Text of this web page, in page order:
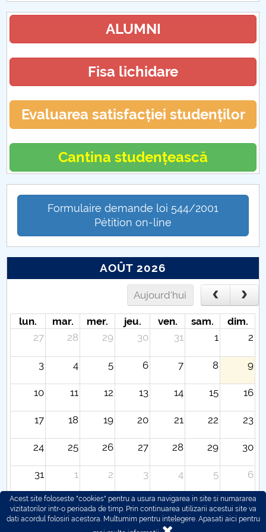
ALUMNI
Fisa lichidare
Evaluarea satisfacției studenților
Cantina studențească
Formulaire demande loi 544/2001
Pétition on-line
AOÛT 2026
Aujourd'hui
lun. mar. mer. jeu. ven. sam.
dim.
27
28 29 30 31 1 2
3 4 5 6 7 8 9
10 11 12 13 14 15 16
17 18 19 20 21 22 23
24 25 26 27 28 29 30
31 1 2 3 4 5 6
Acest site foloseste "cookies" pentru a usura navigarea in site si numararea
vizitatorilor intr-o perioada de timp. Prin continuarea utilizarii acestui site va
dati acordul folosiri acestora. Multumim pentru intelegere. Apasati aici pentru